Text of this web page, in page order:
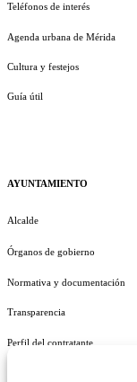
Teléfonos de interés
Agenda urbana de Mérida
Cultura y festejos
Guía útil
AYUNTAMIENTO
Alcalde
Órganos de gobierno
Normativa y documentación
Transparencia
Perfil del contratante